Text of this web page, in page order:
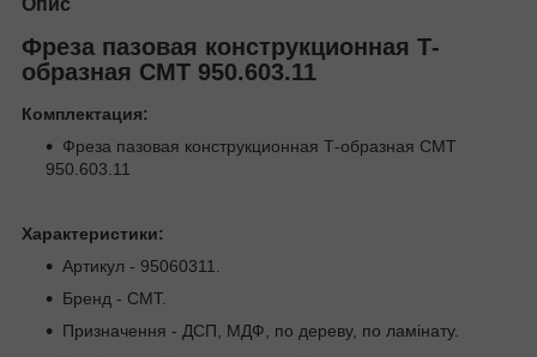
Фреза пазовая конструкционная Т-
образная СМТ 950.603.11
Комплектация:
Фреза пазовая конструкционная Т-образная СМТ
950.603.11
Характеристики:
Артикул - 95060311.
Бренд - CMT.
Призначення - ДСП, МДФ, по дереву, по ламінату.